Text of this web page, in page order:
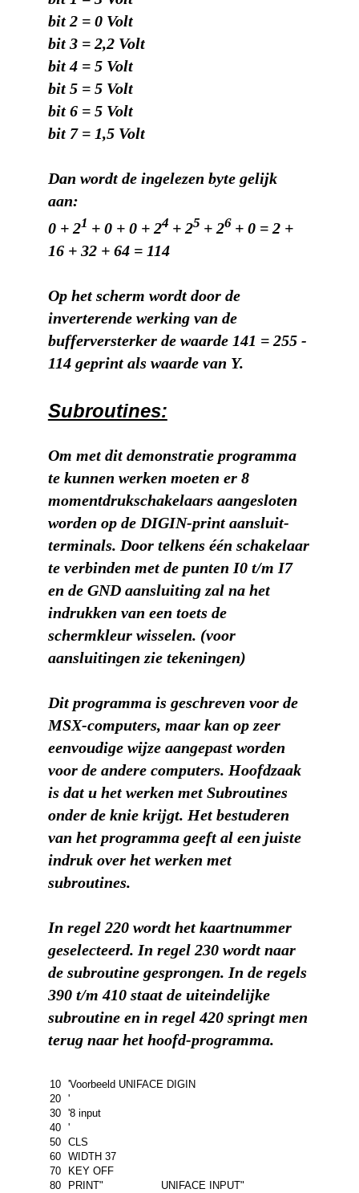
bit 2 = 0 Volt
bit 3 = 2,2 Volt
bit 4 = 5 Volt
bit 5 = 5 Volt
bit 6 = 5 Volt
bit 7 = 1,5 Volt
Dan wordt de ingelezen byte gelijk
aan:
0 + 21 + 0 + 0 + 24 + 25 + 26 + 0 = 2 +
16 + 32 + 64 = 114
Op het scherm wordt door de
inverterende werking van de
bufferversterker de waarde 141 = 255 -
114 geprint als waarde van Y.
Subroutines:
Om met dit demonstratie programma
te kunnen werken moeten er 8
momentdrukschakelaars aangesloten
worden op de DIGIN-print aansluit-
terminals. Door telkens één schakelaar
te verbinden met de punten I0 t/m I7
en de GND aansluiting zal na het
indrukken van een toets de
schermkleur wisselen. (voor
aansluitingen zie tekeningen)
Dit programma is geschreven voor de
MSX-computers, maar kan op zeer
eenvoudige wijze aangepast worden
voor de andere computers. Hoofdzaak
is dat u het werken met Subroutines
onder de knie krijgt. Het bestuderen
van het programma geeft al een juiste
indruk over het werken met
subroutines.
In regel 220 wordt het kaartnummer
geselecteerd. In regel 230 wordt naar
de subroutine gesprongen. In de regels
390 t/m 410 staat de uiteindelijke
subroutine en in regel 420 springt men
terug naar het hoofd-programma.
10
'Voorbeeld UNIFACE DIGIN
20
'
30
'8 input
40
'
50
CLS
60
WIDTH 37
70
KEY OFF
80
PRINT" UNIFACE INPUT"